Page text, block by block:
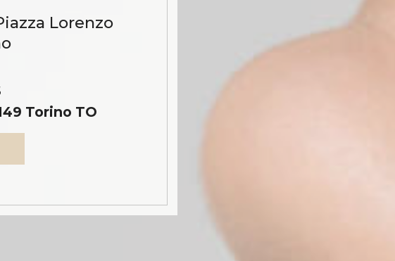
Lorenzo
Torino TO